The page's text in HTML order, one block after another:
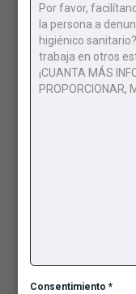
Consentimiento*